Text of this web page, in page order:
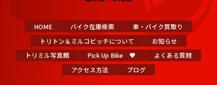
HOME バイク在庫検索
車・バイク買取り
トリトン＆ミルコビッチについて
お知らせ
トリミル写真館
Pick Up Bike ♥
よくある質問
アクセス方法
ブログ